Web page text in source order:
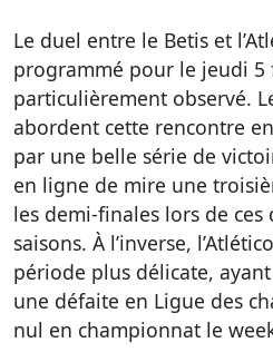
Le duel entre le Betis et
programmé pour le jeudi 5
particulièrement observé.
abordent cette rencontre
par une belle série de
en ligne de mire une
les demi-finales lors de
saisons. À l’inverse,
période plus délicate,
une défaite en Ligue des
nul en championnat le